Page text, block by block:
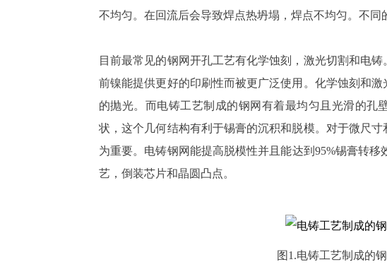
不均匀。在回流后会导致焊点热坍塌，焊点不均匀。不同
目前最常见的钢网开孔工艺有化学蚀刻，激光切割和电
前镍能提供更好的印刷性而被更广泛使用。化学蚀刻和
的抛光。而电铸工艺制成的钢网有着最均匀且光滑的孔
状，这个几何结构有利于锡膏的沉积和脱模。对于微尺
为重要。电铸钢网能提高脱模性并且能达到 95%锡膏转移
艺，倒装芯片和晶圆凸点。
图 1.电铸工艺制成的钢